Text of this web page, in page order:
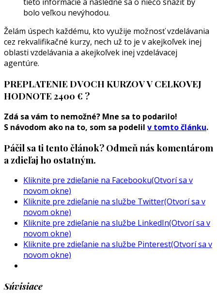
tieto informácie a následne sa o niečo snažiť by
bolo veľkou nevýhodou.
Želám úspech každému, kto využije možnosť vzdelávania
cez rekvalifikačné kurzy, nech už to je v akejkoľvek inej
oblasti vzdelávania a akejkoľvek inej vzdelávacej
agentúre.
PREPLATENIE DVOCH KURZOV V CELKOVEJ
HODNOTE 2400 € ?
Zdá sa vám to nemožné? Mne sa to podarilo!
S návodom ako na to, som sa podelil v tomto článku.
Páčil sa ti tento článok? Odmeň nás komentárom
a zdieľaj ho ostatným.
Kliknite pre zdieľanie na Facebooku(Otvorí sa v
novom okne)
Kliknite pre zdieľanie na službe Twitter(Otvorí sa v
novom okne)
Kliknite pre zdieľanie na službe LinkedIn(Otvorí sa v
novom okne)
Kliknite pre zdieľanie na službe Pinterest(Otvorí sa v
novom okne)
Súvisiace